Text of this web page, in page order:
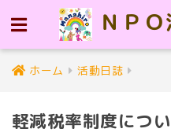
ＮＰ
ホーム 活動日誌
軽減税率制度につ